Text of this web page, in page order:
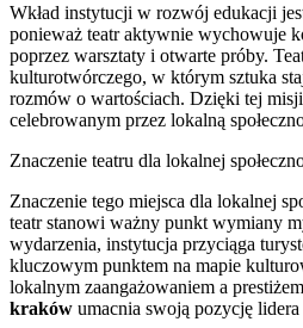
Wkład instytucji w rozwój edukacji
ponieważ teatr aktywnie wychowuje
poprzez warsztaty i otwarte próby.
kulturotwórczego, w którym sztuka
rozmów o wartościach. Dzięki tej
celebrowanym przez lokalną
Znaczenie teatru dla lokalnej
Znaczenie tego miejsca dla lokalnej
teatr stanowi ważny punkt wymiany
wydarzenia, instytucja przyciąga
kluczowym punktem na mapie
lokalnym zaangażowaniem a
kraków umacnia swoją pozycję